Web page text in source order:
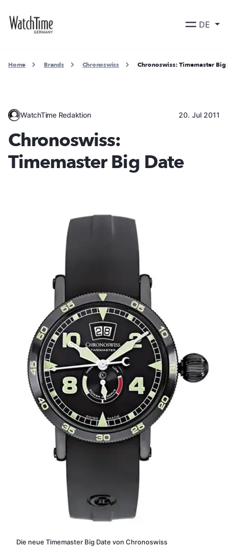
DE
Home Brands Chronoswiss Chronoswiss: Timemaster Big
WatchTime Redaktion 20. Jul 2011
Chronoswiss:
Timemaster Big Date
Die neue Timemaster Big Date von Chronoswiss